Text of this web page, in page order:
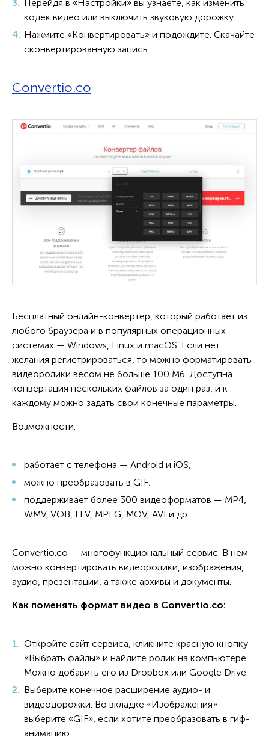
Перейдя в «Настройки» вы узнаете, как изменить
кодек видео или выключить звуковую дорожку.
Нажмите «Конвертировать» и подождите. Скачайте
сконвертированную запись.
Convertio.co
Бесплатный онлайн-конвертер, который работает из
любого браузера и в популярных операционных
системах — Windows, Linux и macOS. Если нет
желания регистрироваться, то можно форматировать
видеоролики весом не больше 100 Мб. Доступна
конвертация нескольких файлов за один раз, и к
каждому можно задать свои конечные параметры.
Возможности:
работает с телефона — Android и iOS;
можно преобразовать в GIF;
поддерживает более 300 видеоформатов — MP4,
WMV, VOB, FLV, MPEG, MOV, AVI и др.
Convertio.co — многофункциональный сервис. В нем
можно конвертировать видеоролики, изображения,
аудио, презентации, а также архивы и документы.
Как поменять формат видео в Convertio.co:
Откройте сайт сервиса, кликните красную кнопку
«Выбрать файлы» и найдите ролик на компьютере.
Можно добавить его из Dropbox или Google Drive.
Выберите конечное расширение аудио- и
видеодорожки. Во вкладке «Изображения»
выберите «GIF», если хотите преобразовать в гиф-
анимацию.